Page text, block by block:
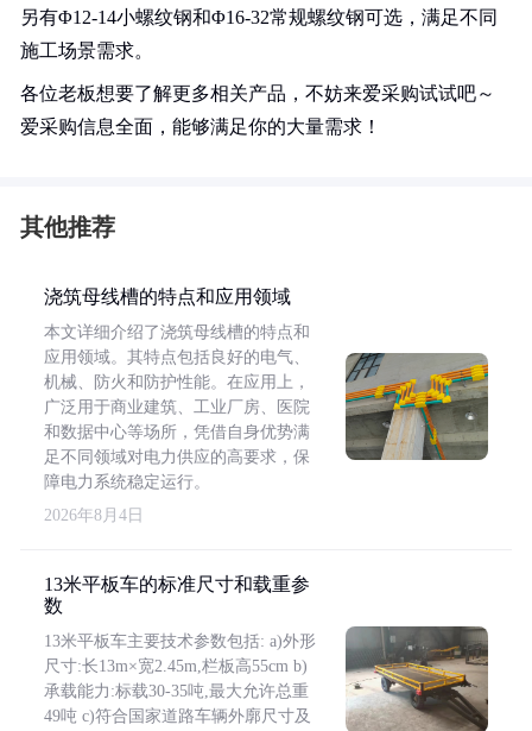
另有Φ12-14小螺纹钢和Φ16-32常规螺纹钢可选，满足不同
施工场景需求。
各位老板想要了解更多相关产品，不妨来爱采购试试吧～
爱采购信息全面，能够满足你的大量需求！
其他推荐
浇筑母线槽的特点和应用领域
本文详细介绍了浇筑母线槽的特点和
应用领域。其特点包括良好的电气、
机械、防火和防护性能。在应用上，
广泛用于商业建筑、工业厂房、医院
和数据中心等场所，凭借自身优势满
足不同领域对电力供应的高要求，保
障电力系统稳定运行。
2026年8月4日
13米平板车的标准尺寸和载重参
数
13米平板车主要技术参数包括: a)外形
尺寸:长13m×宽2.45m,栏板高55cm b)
承载能力:标载30-35吨,最大允许总重
49吨 c)符合国家道路车辆外廓尺寸及